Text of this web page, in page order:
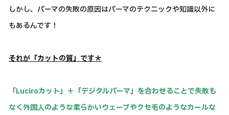
しかし、パーマの失敗の原因はパーマのテクニックや知識以外に
もあるんです！
それが「カットの質」です＊
「Luciroカット」＋「デジタルパーマ」を合わせることで失敗も
なく外国人のような柔らかいウェーブやクセ毛のようなカールな